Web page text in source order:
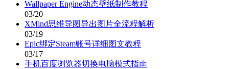
Wallpaper Engine动态壁纸制作教程
03/20
XMind思维导图导出图片全流程解析
03/19
Epic绑定Steam账号详细图文教程
03/17
手机百度浏览器切换电脑模式指南